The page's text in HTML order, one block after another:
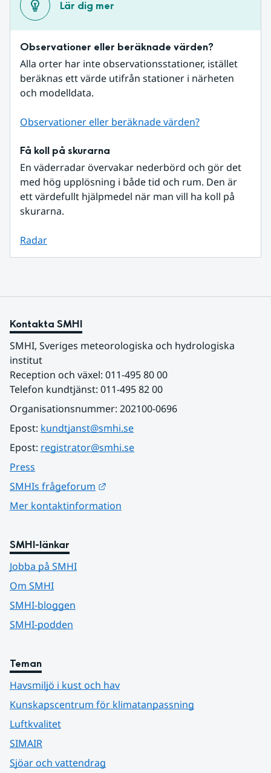
Lär dig mer
Observationer eller beräknade värden?
Alla orter har inte observationsstationer, istället
beräknas ett värde utifrån stationer i närheten
och modelldata.
Observationer eller beräknade värden?
Få koll på skurarna
En väderradar övervakar nederbörd och gör det
med hög upplösning i både tid och rum. Den är
ett värdefullt hjälpmedel när man vill ha koll på
skurarna.
Radar
Kontakta SMHI
SMHI, Sveriges meteorologiska och hydrologiska
institut
Reception och växel: 011-495 80 00
Telefon kundtjänst: 011-495 82 00
Organisationsnummer: 202100-0696
Epost: kundtjanst@smhi.se
Epost: registrator@smhi.se
Press
SMHIs frågeforum
Mer kontaktinformation
SMHI-länkar
Jobba på SMHI
Om SMHI
SMHI-bloggen
SMHI-podden
Teman
Havsmiljö i kust och hav
Kunskapscentrum för klimatanpassning
Luftkvalitet
SIMAIR
Sjöar och vattendrag